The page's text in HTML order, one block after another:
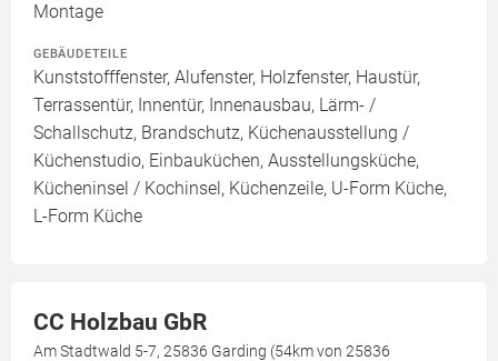
Montage
GEBÄUDETEILE
Kunststofffenster, Alufenster, Holzfenster, Haustür,
Terrassentür, Innentür, Innenausbau, Lärm- /
Schallschutz, Brandschutz, Küchenausstellung /
Küchenstudio, Einbauküchen, Ausstellungsküche,
Kücheninsel / Kochinsel, Küchenzeile, U-Form Küche,
L-Form Küche
CC Holzbau GbR
Am Stadtwald 5-7, 25836 Garding (54km von 25836